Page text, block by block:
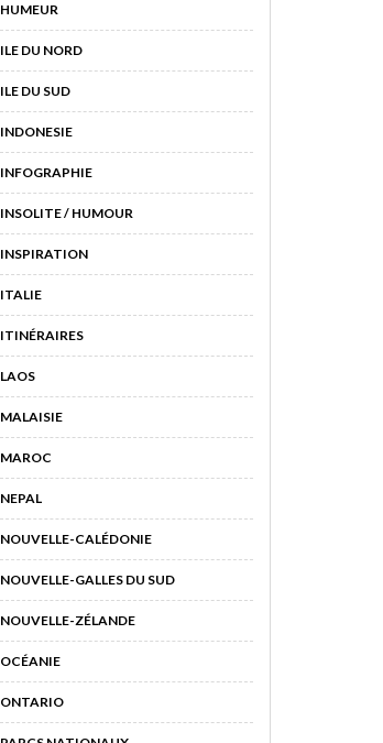
HUMEUR
ILE DU NORD
ILE DU SUD
INDONESIE
INFOGRAPHIE
INSOLITE / HUMOUR
INSPIRATION
ITALIE
ITINÉRAIRES
LAOS
MALAISIE
MAROC
NEPAL
NOUVELLE-CALÉDONIE
NOUVELLE-GALLES DU SUD
NOUVELLE-ZÉLANDE
OCÉANIE
ONTARIO